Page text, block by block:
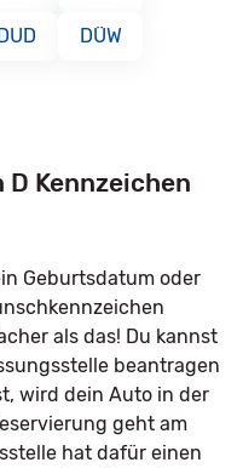
DÜW
Kennzeichen
Geburtsdatum oder
als das! Du kannst
beantragen
wird dein Auto in der
geht am
hat dafür einen